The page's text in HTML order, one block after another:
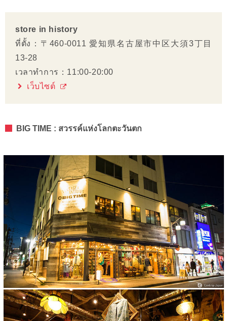
store in history
ที่ตั้ง：〒460-0011 愛知県名古屋市中区大須3丁目
13-28
เวลาทำการ：11:00-20:00
เว็บไซต์
BIG TIME : สวรรค์แห่งโลกตะวันตก